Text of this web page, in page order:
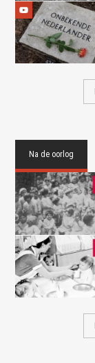
Na de oorlog